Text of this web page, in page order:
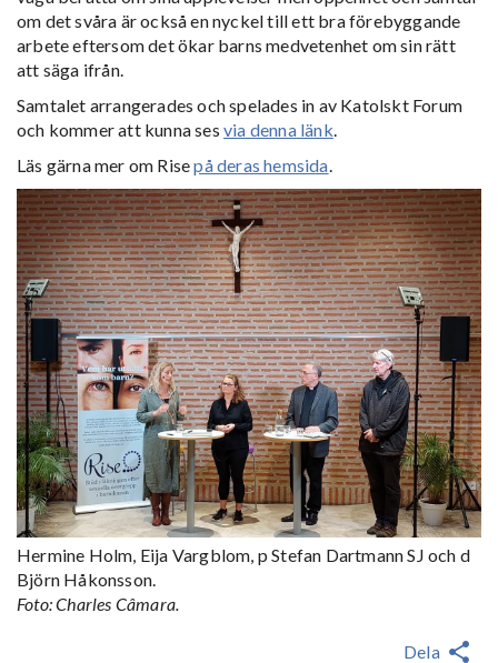
om det svåra är också en nyckel till ett bra förebyggande
arbete eftersom det ökar barns medvetenhet om sin rätt
att säga ifrån.
Samtalet arrangerades och spelades in av Katolskt Forum
och kommer att kunna ses via denna länk.
Läs gärna mer om Risepå deras hemsida.
Hermine Holm, Eija Vargblom, p Stefan Dartmann SJ och d
Björn Håkonsson.
Foto: Charles Câmara.
Dela